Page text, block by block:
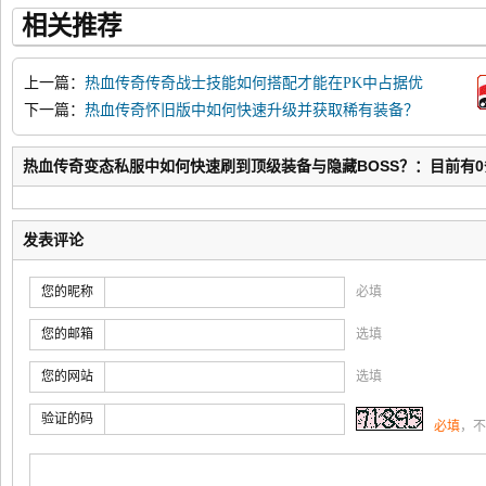
相关推荐
上一篇： 热血传奇传奇战士技能如何搭配才能在PK中占据优
势？
下一篇： 热血传奇怀旧版中如何快速升级并获取稀有装备？
热血传奇变态私服中如何快速刷到顶级装备与隐藏BOSS？：目前有
发表评论
您的昵称 必填
您的邮箱 选填
您的网站 选填
验证的码 必填，